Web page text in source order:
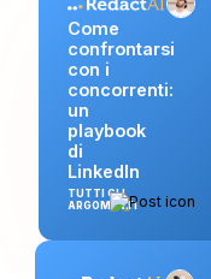
Come
confrontarsi
con i
concorrenti:
un
playbook
di
LinkedIn
TUTTI GLI
ARGOMENTI